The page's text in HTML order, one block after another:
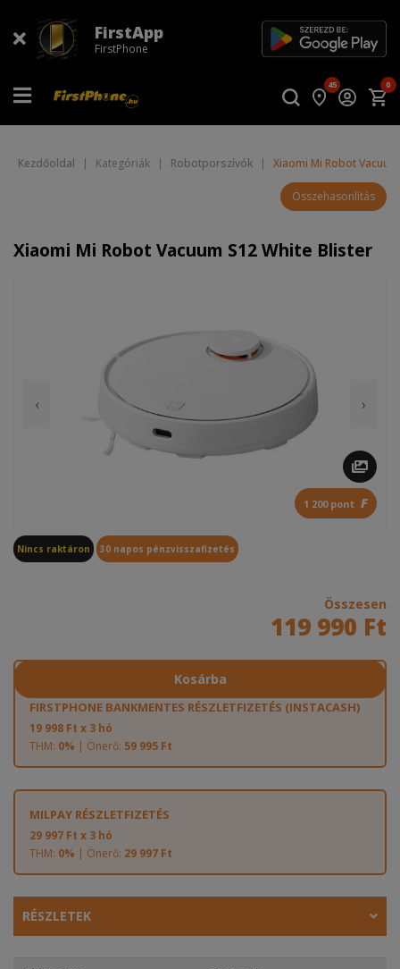
FirstApp
FirstPhone
45 0
Kezdőoldal | Kategóriák | Robotporszívók | Xiaomi Mi Robot
Összehasonlítás
Xiaomi Mi Robot Vacuum S12 White Blister
‹ ›
1 200 pont F
Nincs raktáron 30 napos pénzvisszafizetés
Összesen
119 990 Ft
Kosárba
FIRSTPHONE BANKMENTES RÉSZLETFIZETÉS (INSTACASH)
19 998 Ft x 3 hó
THM: 0% | Önerő: 59 995 Ft
MILPAY RÉSZLETFIZETÉS
29 997 Ft x 3 hó
THM: 0% | Önerő: 29 997 Ft
RÉSZLETEK